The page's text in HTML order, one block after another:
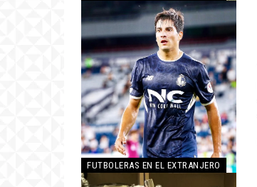
FUTBOLERAS EN EL EXTRANJERO